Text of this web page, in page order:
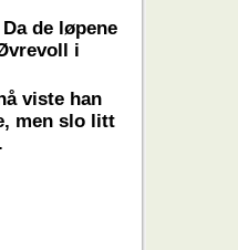
de løpene
i
viste han
men slo litt